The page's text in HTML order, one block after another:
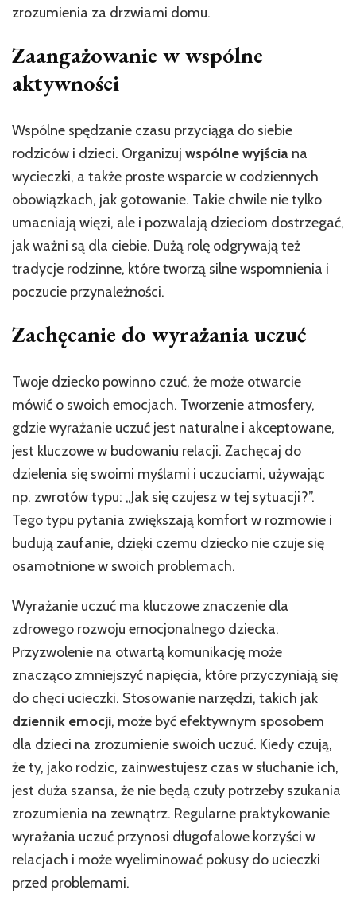
zrozumienia za drzwiami domu.
Zaangażowanie w wspólne
aktywności
Wspólne spędzanie czasu przyciąga do siebie
rodziców i dzieci. Organizuj wspólne wyjścia na
wycieczki, a także proste wsparcie w codziennych
obowiązkach, jak gotowanie. Takie chwile nie tylko
umacniają więzi, ale i pozwalają dzieciom dostrzegać,
jak ważni są dla ciebie. Dużą rolę odgrywają też
tradycje rodzinne, które tworzą silne wspomnienia i
poczucie przynależności.
Zachęcanie do wyrażania uczuć
Twoje dziecko powinno czuć, że może otwarcie
mówić o swoich emocjach. Tworzenie atmosfery,
gdzie wyrażanie uczuć jest naturalne i akceptowane,
jest kluczowe w budowaniu relacji. Zachęcaj do
dzielenia się swoimi myślami i uczuciami, używając
np. zwrotów typu: „Jak się czujesz w tej sytuacji?”.
Tego typu pytania zwiększają komfort w rozmowie i
budują zaufanie, dzięki czemu dziecko nie czuje się
osamotnione w swoich problemach.
Wyrażanie uczuć ma kluczowe znaczenie dla
zdrowego rozwoju emocjonalnego dziecka.
Przyzwolenie na otwartą komunikację może
znacząco zmniejszyć napięcia, które przyczyniają się
do chęci ucieczki. Stosowanie narzędzi, takich jak
dziennik emocji, może być efektywnym sposobem
dla dzieci na zrozumienie swoich uczuć. Kiedy czują,
że ty, jako rodzic, zainwestujesz czas w słuchanie ich,
jest duża szansa, że nie będą czuły potrzeby szukania
zrozumienia na zewnątrz. Regularne praktykowanie
wyrażania uczuć przynosi długofalowe korzyści w
relacjach i może wyeliminować pokusy do ucieczki
przed problemami.